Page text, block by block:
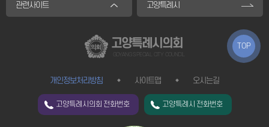
TOP
관련사이트 고양특례시
고양특례시의회
GOYANG SPECIAL CITY COUNCIL
개인정보처리방침 사이트맵 오시는길
고양특례시의회 전화번호 고양특례시 전화번호